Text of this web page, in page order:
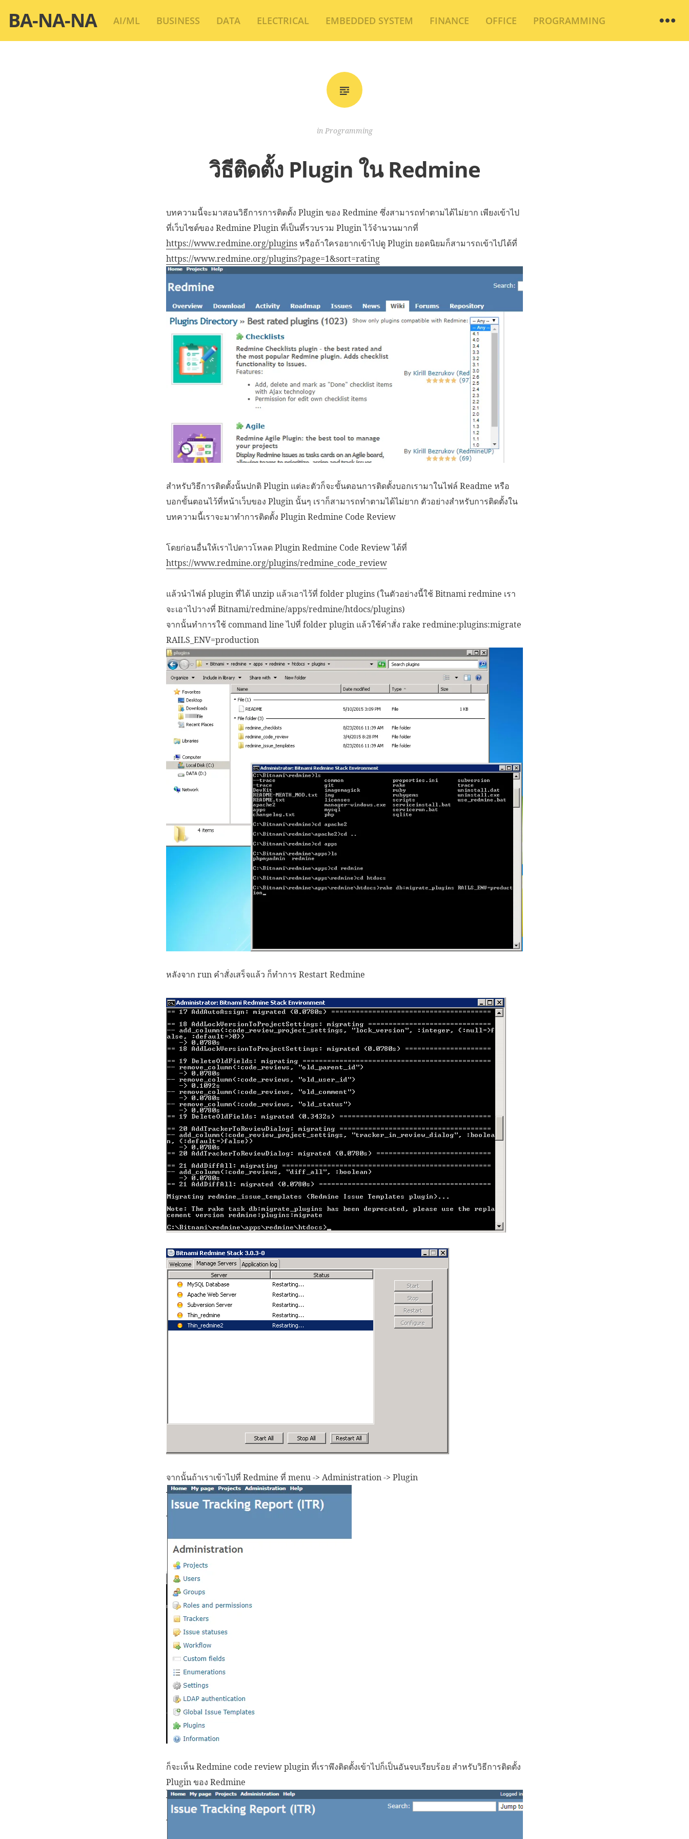
BA-NA-NA AI/ML BUSINESS DATA ELECTRICAL EMBEDDED SYSTEM FINANCE OFFICE PROGRAMMING
in Programming
วิธีติดตั้ง Plugin ใน Redmine
บทความนี้จะมาสอนวิธีการการติดตั้ง Plugin ของ Redmine ซึ่งสามารถทำตามได้ไม่ยาก เพียงเข้าไป
ที่เว็บไซต์ของ Redmine Plugin ที่เป็นที่รวบรวม Plugin ไว้จำนวนมากที่
https://www.redmine.org/pluginsหรือถ้าใครอยากเข้าไปดู Plugin ยอดนิยมก็สามารถเข้าไปได้ที่
https://www.redmine.org/plugins?page=1&sort=rating
สำหรับวิธีการติดตั้งนั้นปกติ Plugin แต่ละตัวก็จะขั้นตอนการติดตั้งบอกเรามาในไฟล์ Readme หรือ
บอกขั้นตอนไว้ที่หน้าเว็บของ Plugin นั้นๆ เราก็สามารถทำตามได้ไม่ยาก ตัวอย่างสำหรับการติดตั้งใน
บทความนี้เราจะมาทำการติดตั้ง Plugin Redmine Code Review
โดยก่อนอื่นให้เราไปดาวโหลด Plugin Redmine Code Review ได้ที่
https://www.redmine.org/plugins/redmine_code_review
แล้วนำไฟล์ plugin ที่ได้ unzip แล้วเอาไว้ที่ folder plugins (ในตัวอย่างนี้ใช้ Bitnami redmine เรา
จะเอาไปวางที่ Bitnami/redmine/apps/redmine/htdocs/plugins)
จากนั้นทำการใช้ command line ไปที่ folder plugin แล้วใช้คำสั่ง rake redmine:plugins:migrate
RAILS_ENV=production
หลังจาก run คำสั่งเสร็จแล้ว ก็ทำการ Restart Redmine
จากนั้นถ้าเราเข้าไปที่ Redmine ที่ menu -> Administration -> Plugin
ก็จะเห็น Redmine code review plugin ที่เราพึงติดตั้งเข้าไปก็เป็นอันจบเรียบร้อย สำหรับวิธีการติดตั้ง
Plugin ของ Redmine